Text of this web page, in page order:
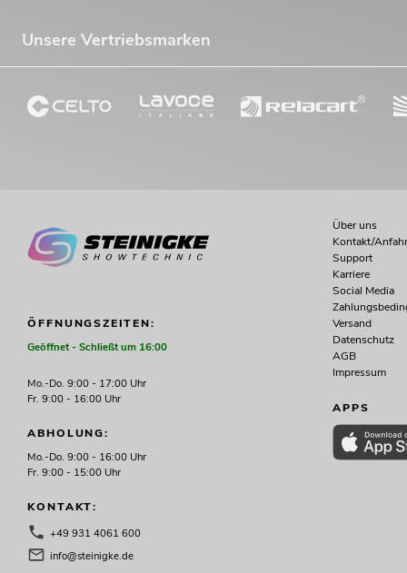
Unsere Vertriebsmarken
ÖFFNUNGSZEITEN:
Geöffnet - Schließt um 16:00
Mo.-Do. 9:00 - 17:00 Uhr
Fr. 9:00 - 16:00 Uhr
ABHOLUNG:
Mo.-Do. 9:00 - 16:00 Uhr
Fr. 9:00 - 15:00 Uhr
KONTAKT:
+49 931 4061 600
info@steinigke.de
Über uns
Kontakt/
Support
Karriere
Social Media
Versand
Datenschutz
AGB
Impressum
APPS